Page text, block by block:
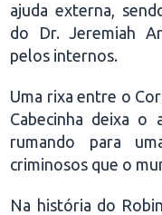
ajuda externa,
do Dr. Jeremiah
pelos internos.
Uma rixa entre o
Cabecinha deixa o
rumando para
criminosos que o
Na história do